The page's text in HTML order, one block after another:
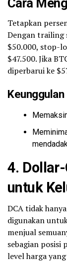
Tetapkan
Dengan trailing
$50.000, stop-
$47.500. Jika
diperbarui ke
Keunggulan
4.
untuk
DCA tidak
digunakan
menjual
sebagian
level harga